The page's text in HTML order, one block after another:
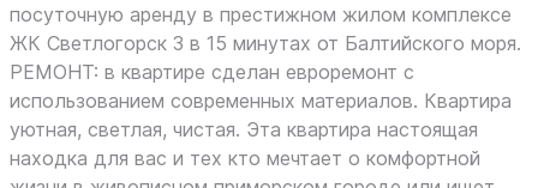
посуточную аренду в престижном жилом комплексе
ЖК Светлогорск 3 в 15 минутах от Балтийского моря.
РЕМОНТ: в квартире сделан евроремонт с
использованием современных материалов. Квартира
уютная, светлая, чистая. Эта квартира настоящая
находка для вас и тех кто мечтает о комфортной